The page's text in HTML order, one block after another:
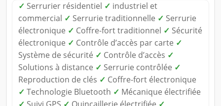
✓ Serrurier résidentiel ✓ industriel et
commercial ✓ Serrurie traditionnelle ✓ Serrurie
électronique ✓ Coffre-fort traditionnel ✓ Sécurité
électronique ✓ Contrôle d’accès par carte ✓
Système de sécurité ✓ Contrôle d’accès ✓
Solutions à distance ✓ Serrurie contrôlée ✓
Reproduction de clés ✓ Coffre-fort électronique
✓ Technologie Bluetooth ✓ Mécanique électrifiée